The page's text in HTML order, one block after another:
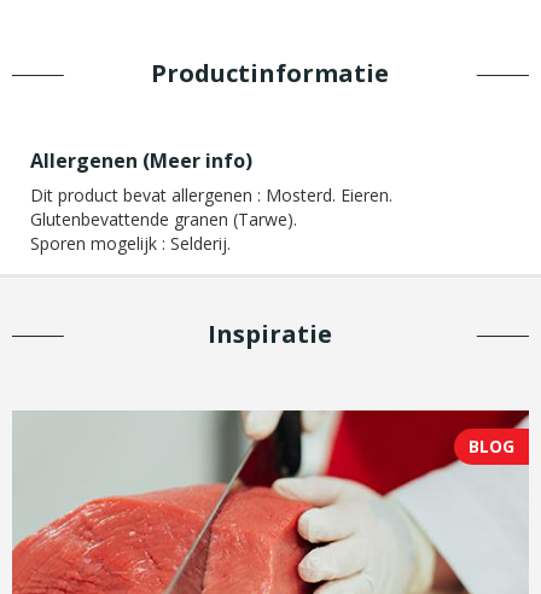
Productinformatie
Allergenen (Meer info)
Dit product bevat allergenen : Mosterd. Eieren.
Glutenbevattende granen (Tarwe).
Sporen mogelijk : Selderij.
Inspiratie
BLOG